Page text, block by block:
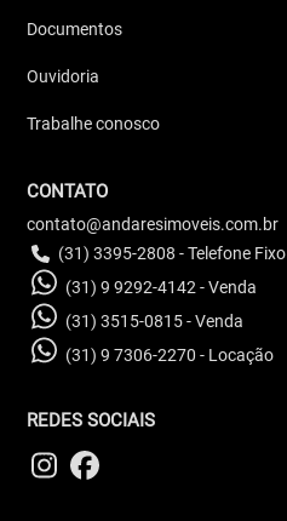
Documentos
Ouvidoria
Trabalhe conosco
CONTATO
contato@andaresimoveis.com.br
(31) 3395-2808 - Telefone Fixo
(31) 9 9292-4142 - Venda
(31) 3515-0815 - Venda
(31) 9 7306-2270 - Locação
REDES SOCIAIS